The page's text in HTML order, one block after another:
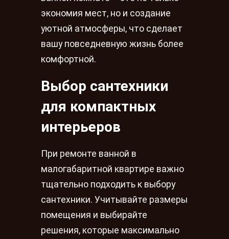
экономия мест, но и создание
уютной атмосферы, что сделает
вашу повседневную жизнь более
комфортной.
Выбор сантехники
для компактных
интерьеров
При ремонте ванной в
малогабаритной квартире важно
тщательно подходить к выбору
сантехники. Учитывайте размеры
помещения и выбирайте
решения, которые максимально